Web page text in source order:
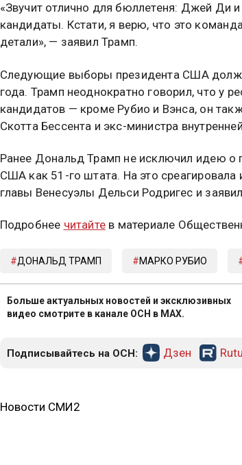
«Звучит отлично для бюллетеня: Джей Ди
кандидаты. Кстати, я верю, что это
детали», — заявил Трамп.
Следующие выборы президента США
года. Трамп неоднократно говорил, что у
кандидатов — кроме Рубио и Вэнса, он
Скотта Бессента и экс-министра
Ранее Дональд Трамп не исключил идею о
США как 51-го штата. На это
главы Венесуэлы Дельси Родригес и
Подробнее читайтев материале
ДОНАЛЬД ТРАМП МАРКО РУБИО
Больше актуальных новостей и эксклюзивных
видео смотрите в канале ОСН в MAX.
Подписывайтесь на ОСН: Дзен
Новости СМИ2